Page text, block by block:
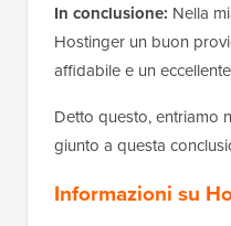
In conclusione: Nella
Hostinger un buon
affidabile e un
Detto questo, entriamo
giunto a questa
Informazioni su